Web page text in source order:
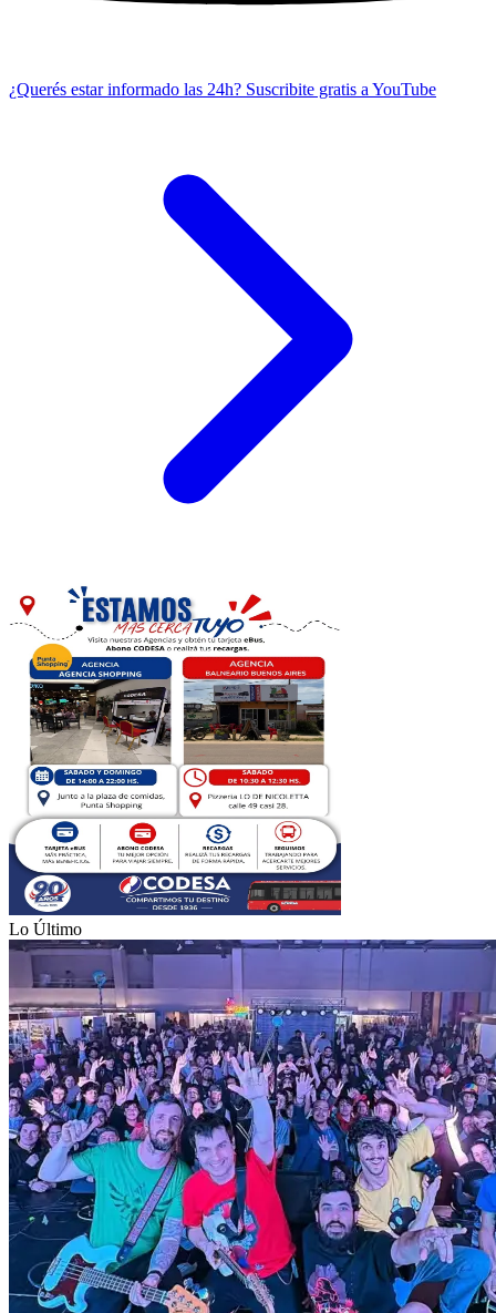
¿Querés estar informado las 24h? Suscribite gratis a YouTube
Lo Último